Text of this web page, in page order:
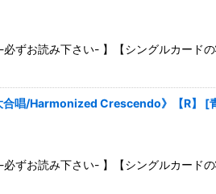
必ずお読み下さい- 】【シングルカー
合唱/Harmonized Crescendo》【R】 [
必ずお読み下さい- 】【シングルカー